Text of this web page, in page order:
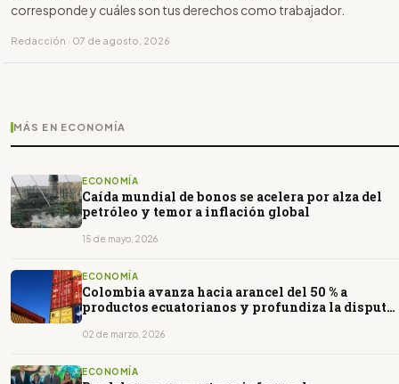
corresponde y cuáles son tus derechos como trabajador.
Redacción · 07 de agosto, 2026
MÁS EN ECONOMÍA
ECONOMÍA
Caída mundial de bonos se acelera por alza del
petróleo y temor a inflación global
15 de mayo, 2026
ECONOMÍA
Colombia avanza hacia arancel del 50 % a
productos ecuatorianos y profundiza la disputa
02 de marzo, 2026
ECONOMÍA